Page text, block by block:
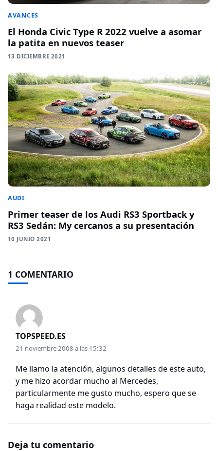
AVANCES
El Honda Civic Type R 2022 vuelve a asomar
la patita en nuevos teaser
13 DICIEMBRE 2021
AUDI
Primer teaser de los Audi RS3 Sportback y
RS3 Sedán: My cercanos a su presentación
10 JUNIO 2021
1 COMENTARIO
TOPSPEED.ES
21 noviembre 2008 a las 15:32
Me llamo la atención, algunos detalles de este auto,
y me hizo acordar mucho al Mercedes,
particularmente me gusto mucho, espero que se
haga realidad este modelo.
Deja tu comentario